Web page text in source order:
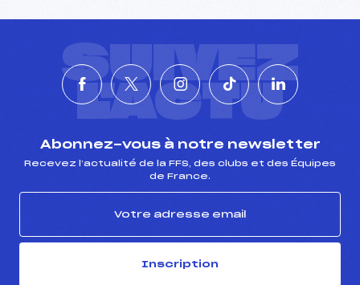
SUIVEZ
L'ACTU
Abonnez-vous à notre newsletter
Recevez l’actualité de la FFS, des clubs et des Équipes
de France.
Inscription